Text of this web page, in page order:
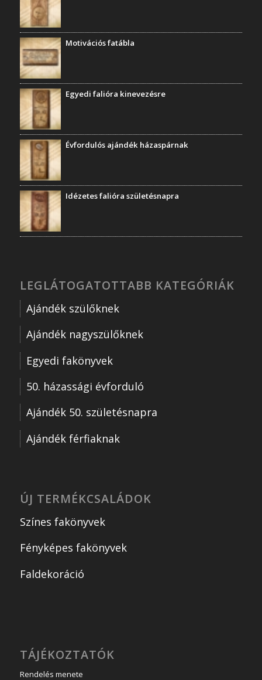
Motivációs fatábla
Egyedi falióra kinevezésre
Évfordulós ajándék házaspárnak
Idézetes falióra születésnapra
LEGLÁTOGATOTTABB KATEGÓRIÁK
Ajándék szülőknek
Ajándék nagyszülőknek
Egyedi fakönyvek
50. házassági évforduló
Ajándék 50. születésnapra
Ajándék férfiaknak
ÚJ TERMÉKCSALÁDOK
Színes fakönyvek
Fényképes fakönyvek
Faldekoráció
TÁJÉKOZTATÓK
Rendelés menete